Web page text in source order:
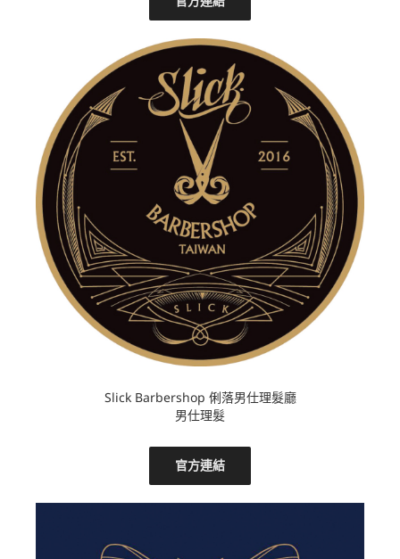
Slick Barbershop 俐落男仕理髮廳
男仕理髮
官方連結